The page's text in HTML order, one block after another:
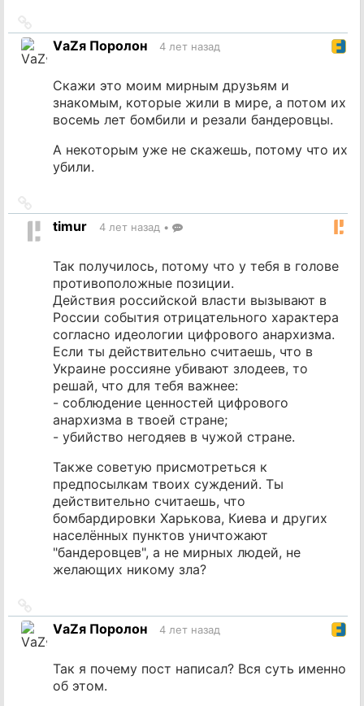
на
источник
VаZя Поролон 4 лет назад
Скажи это моим мирным друзьям и
знакомым, которые жили в мире, а потом их
восемь лет бомбили и резали бандеровцы.
А некоторым уже не скажешь, потому что их
убили.
на
источник
timur 4 лет назад •
Так получилось, потому что у тебя в голове
противоположные позиции.
Действия российской власти вызывают в
России события отрицательного характера
согласно идеологии цифрового анархизма.
Если ты действительно считаешь, что в
Украине россияне убивают злодеев, то
решай, что для тебя важнее:
- соблюдение ценностей цифрового
анархизма в твоей стране;
- убийство негодяев в чужой стране.
Также советую присмотреться к
предпосылкам твоих суждений. Ты
действительно считаешь, что
бомбардировки Харькова, Киева и других
населённых пунктов уничтожают
"бандеровцев", а не мирных людей, не
желающих никому зла?
на
источник
VаZя Поролон 4 лет назад
Так я почему пост написал? Вся суть именно
об этом.